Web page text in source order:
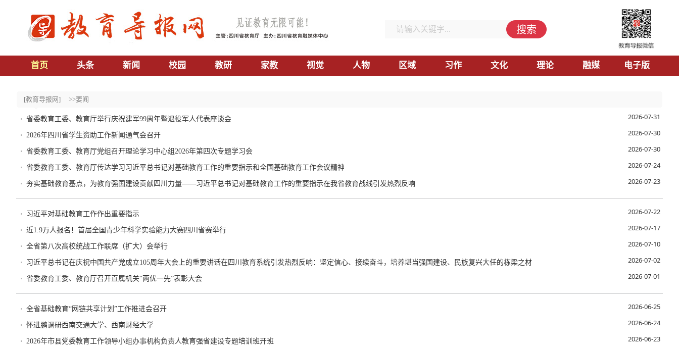
首页 头条 新闻 校园 教研 家教 视觉 人物 区域 习作 文化 理论 融媒 电子版
搜索
[教育导报网] >>要闻
2026-07-31
省委教育工委、教育厅举行庆祝建军99周年暨退役军人代表座谈会
2026-07-30
2026年四川省学生资助工作新闻通气会召开
2026-07-30
省委教育工委、教育厅党组召开理论学习中心组2026年第四次专题学习会
2026-07-24
省委教育工委、教育厅传达学习习近平总书记对基础教育工作的重要指示和全国基础教育工作会议精神
2026-07-23
夯实基础教育基点，为教育强国建设贡献四川力量——习近平总书记对基础教育工作的重要指示在我省教育战线引发热烈反响
2026-07-22
习近平对基础教育工作作出重要指示
2026-07-17
近1.9万人报名！首届全国青少年科学实验能力大赛四川省赛举行
2026-07-10
全省第八次高校统战工作联席（扩大）会举行
2026-07-02
习近平总书记在庆祝中国共产党成立105周年大会上的重要讲话在四川教育系统引发热烈反响：坚定信心、接续奋斗，培养堪当强国建设、民族复兴大任的栋梁之材
2026-07-01
省委教育工委、教育厅召开直属机关“两优一先”表彰大会
2026-06-25
全省基础教育“网链共享计划”工作推进会召开
2026-06-24
怀进鹏调研西南交通大学、西南财经大学
2026-06-23
2026年市县党委教育工作领导小组办事机构负责人教育强省建设专题培训班开班